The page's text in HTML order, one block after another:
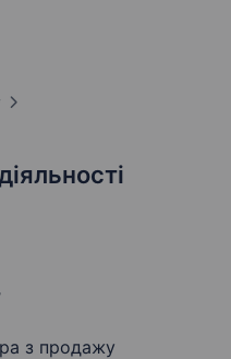
з продажу